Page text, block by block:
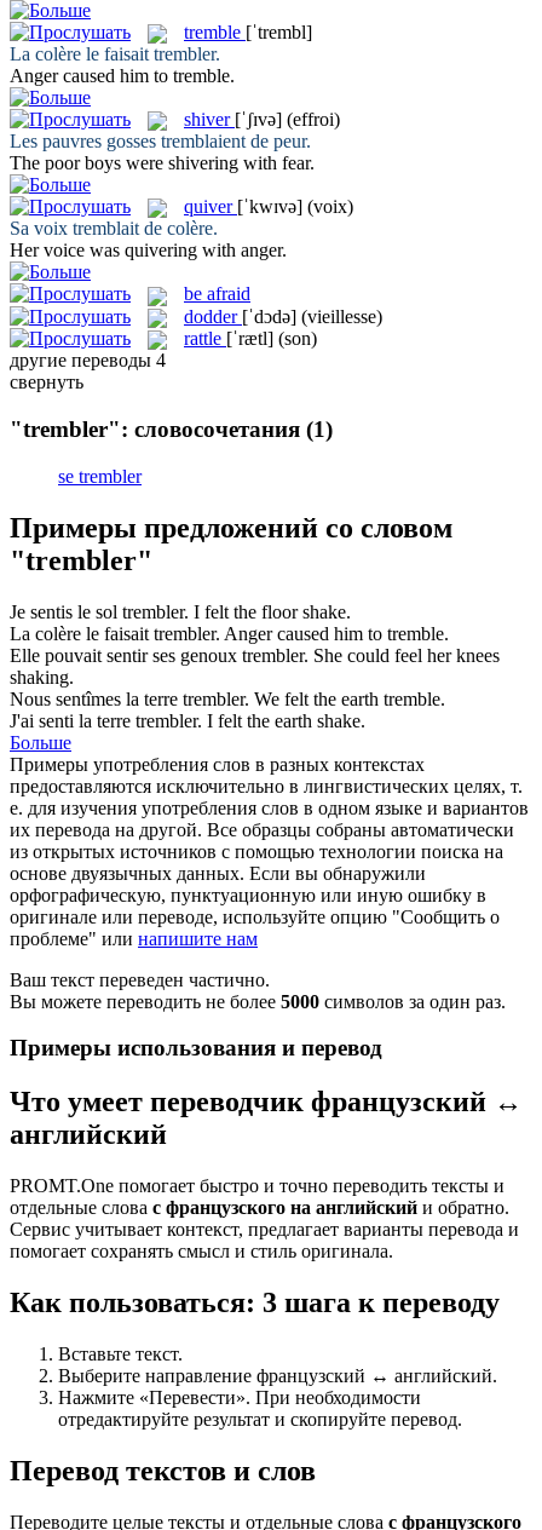
tremble [ˈtrembl]
La colère le faisait trembler.
Anger caused him to tremble.
shiver [ˈʃɪvə] (effroi)
Les pauvres gosses tremblaient de peur.
The poor boys were shivering with fear.
quiver [ˈkwɪvə] (voix)
Sa voix tremblaitde colère.
Her voice was quivering with anger.
be afraid
dodder [ˈdɔdə] (vieillesse)
rattle [ˈrætl] (son)
другие переводы 4
свернуть
"trembler": словосочетания (1)
se trembler
Примеры предложений со словом
"trembler"
Je sentis le sol trembler. I felt the floorshake.
La colère le faisait trembler. Anger caused him to tremble.
Elle pouvait sentir ses genoux trembler. She could feel her knees
shaking.
Nous sentîmes la terre trembler. We felt the earth tremble.
J'ai senti la terre trembler. I felt the earth shake.
Больше
Примеры употребления слов в разных контекстах
предоставляются исключительно в лингвистических целях, т.
е. для изучения употребления слов в одном языке и вариантов
их перевода на другой. Все образцы собраны автоматически
из открытых источников с помощью технологии поиска на
основе двуязычных данных. Если вы обнаружили
орфографическую, пунктуационную или иную ошибку в
оригинале или переводе, используйте опцию "Сообщить о
проблеме" или напишите нам
Ваш текст переведен частично.
Вы можете переводить не более 5000 символов за один раз.
Примеры использования и перевод
Что умеет переводчик французский ↔
английский
PROMT.One помогает быстро и точно переводить тексты и
отдельные слова с французского на английский и обратно.
Сервис учитывает контекст, предлагает варианты перевода и
помогает сохранять смысл и стиль оригинала.
Как пользоваться: 3 шага к переводу
Вставьте текст.
Выберите направление французский ↔ английский.
Нажмите «Перевести». При необходимости
отредактируйте результат и скопируйте перевод.
Перевод текстов и слов
Переводите целые тексты и отдельные слова с французского